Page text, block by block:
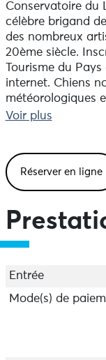
Conservatoire du
célèbre brigand
des nombreux
20ème siècle.
Tourisme du
internet. Chiens
météorologiques
à annuler la visite.
Voir plus
Réserver en ligne
Entrée
Mode(s) de